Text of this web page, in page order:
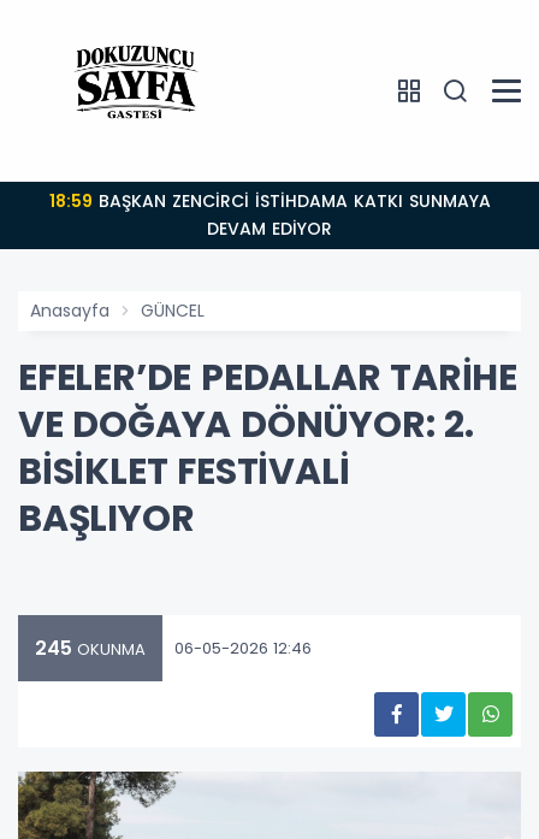
18:59
DEVAM EDİYOR
Anasayfa GÜNCEL
EFELER’DE PEDALLAR TARİHE
VE DOĞAYA DÖNÜYOR: 2.
BİSİKLET FESTİVALİ
BAŞLIYOR
245 OKUNMA 06-05-2026 12:46